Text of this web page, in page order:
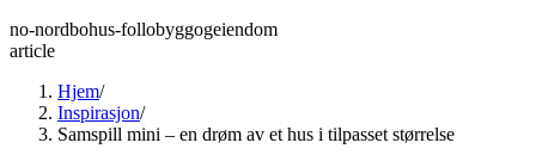
no-nordbohus-follobyggogeiendom
article
Hjem/
Inspirasjon/
Samspill mini – en drøm av et hus i tilpasset størrelse